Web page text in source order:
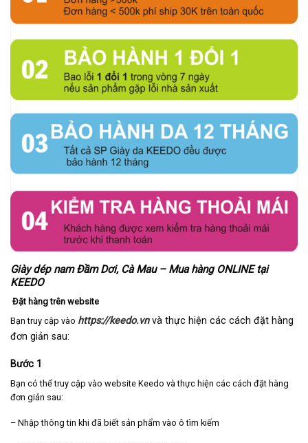
Giày dép nam Đầm Dơi, Cà Mau – Mua hàng ONLINE tại
KEEDO
Đặt hàng trên website
Bạn truy cập vào https://keedo.vnvà thực hiện các cách đặt hàng
đơn giản sau:
Bước 1
Bạn có thể truy cập vào website Keedo và thực hiện các cách đặt hàng
đơn giản sau:
– Nhập thông tin khi đã biết sản phẩm vào ô tìm kiếm